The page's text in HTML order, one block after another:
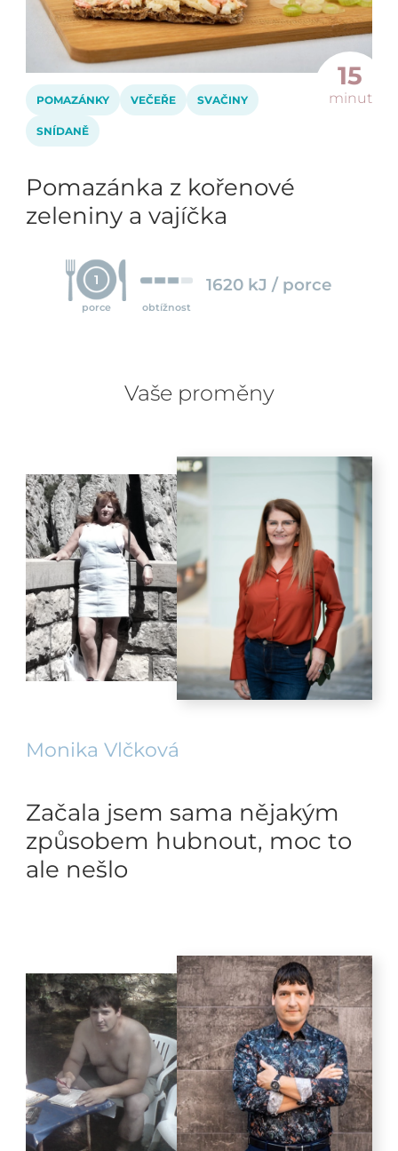
15
minut
POMAZÁNKY VEČEŘE SVAČINY
SNÍDANĚ
Pomazánka z kořenové
zeleniny a vajíčka
1
porce obtížnost
1620 kJ / porce
Vaše proměny
Monika Vlčková
Začala jsem sama nějakým
způsobem hubnout, moc to
ale nešlo